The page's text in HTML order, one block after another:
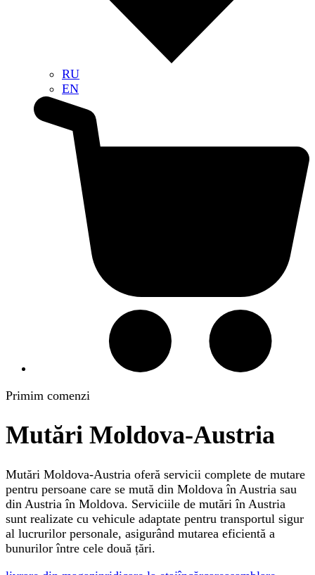
RU
EN
Primim comenzi
Mutări Moldova-Austria
Mutări Moldova-Austria oferă servicii complete de mutare
pentru persoane care se mută din Moldova în Austria sau
din Austria în Moldova. Serviciile de mutări în Austria
sunt realizate cu vehicule adaptate pentru transportul sigur
al lucrurilor personale, asigurând mutarea eficientă a
bunurilor între cele două țări.